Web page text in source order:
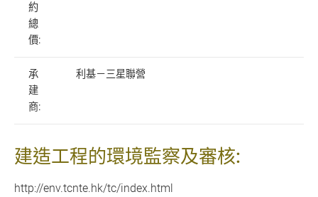
約
總
價:
承
建
商:
利基－三星聯營
建造工程的環境監察及審核:
http://env.tcnte.hk/tc/index.html